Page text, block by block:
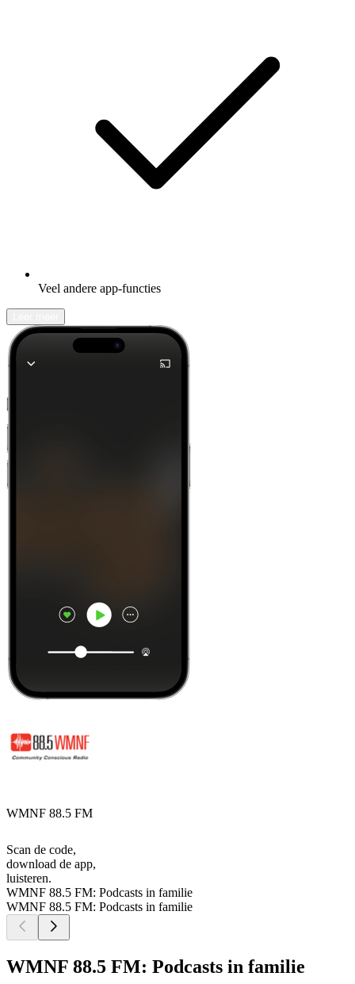
Veel andere app-functies
WMNF 88.5 FM
Scan de code,
download de app,
luisteren.
WMNF 88.5 FM: Podcasts in familie
WMNF 88.5 FM: Podcasts in familie
WMNF 88.5 FM: Podcasts in familie